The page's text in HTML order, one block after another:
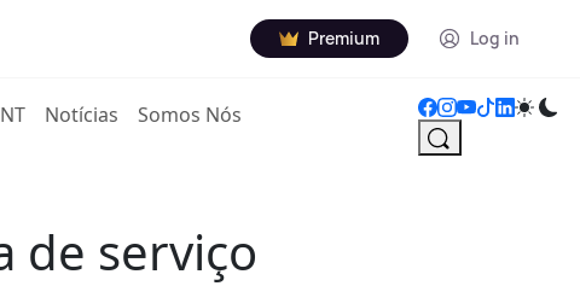
Premium Log in
Notícias Somos Nós
de serviço